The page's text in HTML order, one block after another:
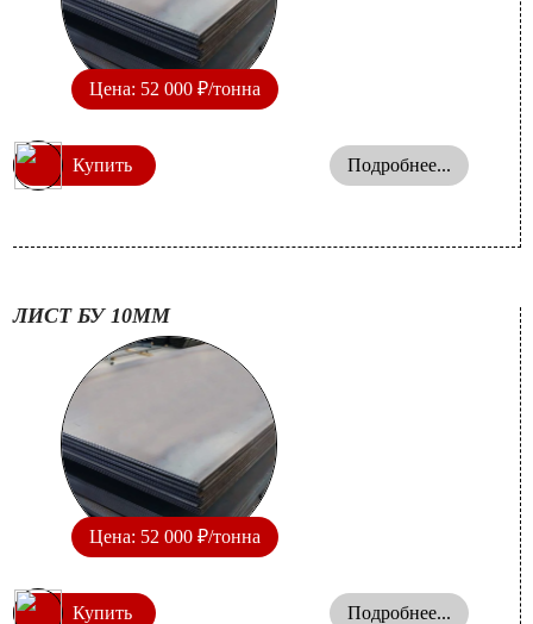
Цена: 52 000 ₽/тонна
Купить Подробнее...
ЛИСТ БУ 10ММ
Цена: 52 000 ₽/тонна
Купить Подробнее...